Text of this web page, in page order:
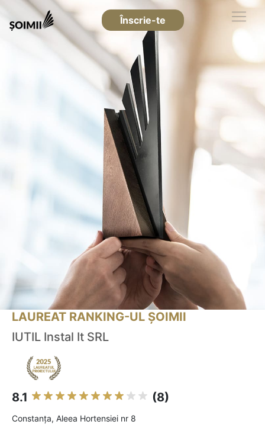
Înscrie-te
LAUREAT RANKING-UL ȘOIMII
IUTIL Instal It SRL
8.1 (8)
Constanţa, Aleea Hortensiei nr 8